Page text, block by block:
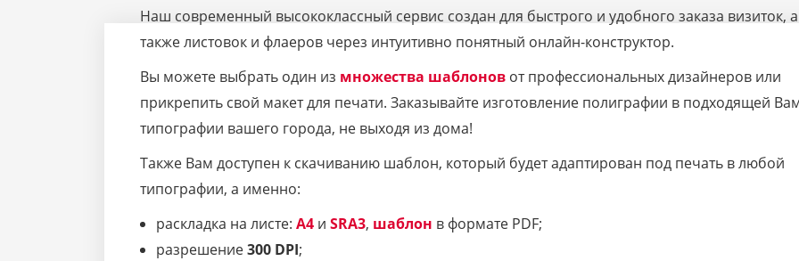
Наш современный высококлассный сервис создан для быстрого и удобного заказа визиток, а
также листовок и флаеров через интуитивно понятный онлайн-конструктор.
Вы можете выбрать один из множества шаблонов от профессиональных дизайнеров или
прикрепить свой макет для печати. Заказывайте изготовление полиграфии в подходящей
типографии вашего города, не выходя из дома!
Также Вам доступен к скачиванию шаблон, который будет адаптирован под печать в любой
типографии, а именно:
раскладка на листе: A4 и SRA3, шаблон в формате PDF;
разрешение300 DPI;